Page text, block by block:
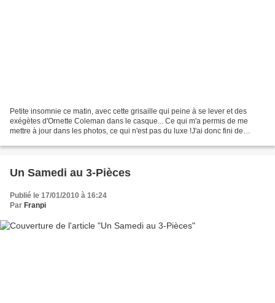
Petite insomnie ce matin, avec cette grisaille qui peine à se lever et des
exégètes d'Ornette Coleman dans le casque... Ce qui m'a permis de me
mettre à jour dans les photos, ce qui n'est pas du luxe !J'ai donc fini de
Un Samedi au 3-Pièces
Publié le 17/01/2010 à 16:24
Par Franpi